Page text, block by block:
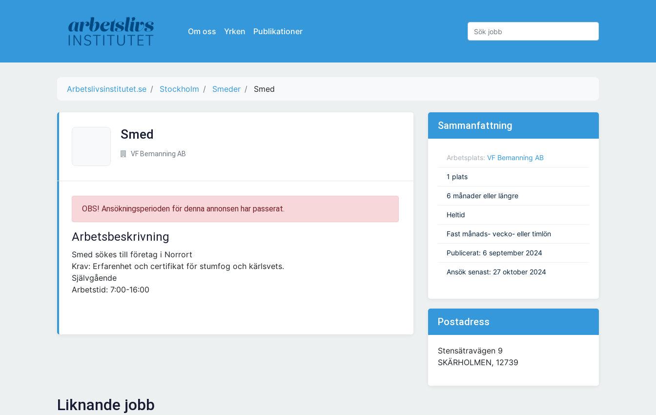
Om oss Yrken Publikationer
Arbetslivsinstitutet.se Stockholm Smeder Smed
Smed
VF Bemanning AB
OBS! Ansökningsperioden för denna annonsen har passerat.
Arbetsbeskrivning
Smed sökes till företag i Norrort
Krav: Erfarenhet och certifikat för stumfog och kärlsvets.
Självgående
Arbetstid: 7:00-16:00
Sammanfattning
Arbetsplats: VF Bemanning AB
1 plats
6 månader eller längre
Heltid
Fast månads- vecko- eller timlön
Publicerat: 6 september 2024
Ansök senast: 27 oktober 2024
Postadress
Stensätravägen 9
SKÄRHOLMEN, 12739
Liknande jobb